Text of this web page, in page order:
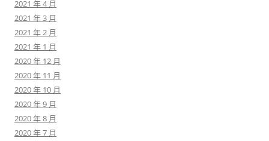
2021 年 4 月
2021 年 3 月
2021 年 2 月
2021 年 1 月
2020 年 12 月
2020 年 11 月
2020 年 10 月
2020 年 9 月
2020 年 8 月
2020 年 7 月